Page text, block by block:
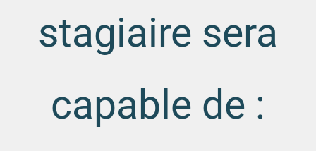
stagiaire sera
capable de :